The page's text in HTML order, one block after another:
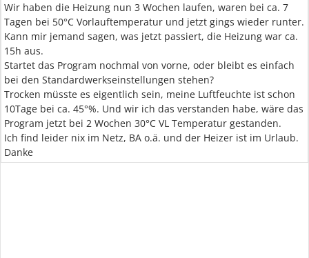
Wir haben die Heizung nun 3 Wochen laufen, waren bei ca. 7
Tagen bei 50°C Vorlauftemperatur und jetzt gings wieder runter.
Kann mir jemand sagen, was jetzt passiert, die Heizung war ca.
15h aus.
Startet das Program nochmal von vorne, oder bleibt es einfach
bei den Standardwerkseinstellungen stehen?
Trocken müsste es eigentlich sein, meine Luftfeuchte ist schon
10Tage bei ca. 45°%. Und wir ich das verstanden habe, wäre das
Program jetzt bei 2 Wochen 30°C VL Temperatur gestanden.
Ich find leider nix im Netz, BA o.ä. und der Heizer ist im Urlaub.
Danke